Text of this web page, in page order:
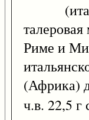
Риме и
(Африка)
ч.в. 22,5 г